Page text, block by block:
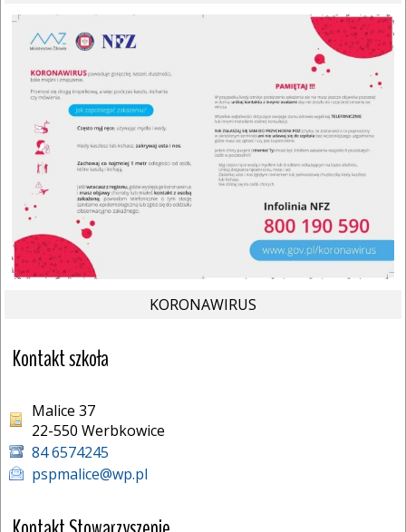
KORONAWIRUS
Kontakt szkoła
Malice 37
22-550 Werbkowice
84 6574245
pspmalice@wp.pl